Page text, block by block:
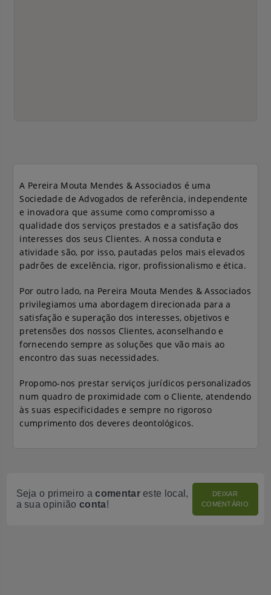
A Pereira Mouta Mendes & Associados é uma
Sociedade de Advogados de referência, independente
e inovadora que assume como compromisso a
qualidade dos serviços prestados e a satisfação dos
interesses dos seus Clientes. A nossa conduta e
atividade são, por isso, pautadas pelos mais elevados
padrões de excelência, rigor, profissionalismo e ética.
Por outro lado, na Pereira Mouta Mendes & Associados
privilegiamos uma abordagem direcionada para a
satisfação e superação dos interesses, objetivos e
pretensões dos nossos Clientes, aconselhando e
fornecendo sempre as soluções que vão mais ao
encontro das suas necessidades.
Propomo-nos prestar serviços jurídicos personalizados
num quadro de proximidade com o Cliente, atendendo
às suas especificidades e sempre no rigoroso
cumprimento dos deveres deontológicos.
Seja o primeiro acomentareste local,
a sua opinião conta!
DEIXAR
COMENTÁRIO